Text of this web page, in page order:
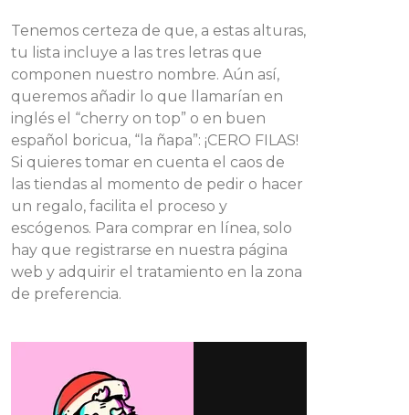
Tenemos certeza de que, a estas alturas,
tu lista incluye a las tres letras que
componen nuestro nombre. Aún así,
queremos añadir lo que llamarían en
inglés el “cherry on top” o en buen
español boricua, “la ñapa”: ¡CERO FILAS!
Si quieres tomar en cuenta el caos de
las tiendas al momento de pedir o hacer
un regalo, facilita el proceso y
escógenos. Para comprar en línea, solo
hay que registrarse en nuestra página
web y adquirir el tratamiento en la zona
de preferencia.